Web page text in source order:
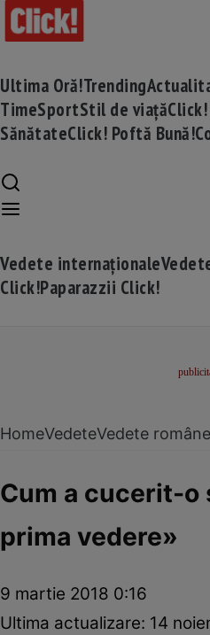
Ultima Oră!Trending
TimeSportStil de viață
SănătateClick! Poftă Bună!
Vedete internaționale
Click!Paparazzii Click!
HomeVedeteVedete
Cum a cucerit-o
prima vedere»
9 martie 2018 0:16
Ultima actualizare: 14